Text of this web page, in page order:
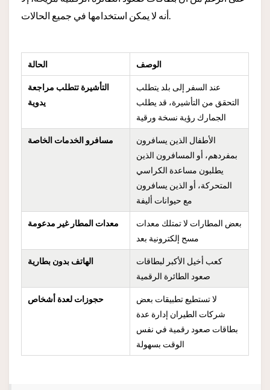
أنه لا يمكن استخدامها في جميع الحالات.
الحالة الوصف
التأشيرة تتطلب مراجعة
يدوية
عند السفر إلى بلد يتطلب
التحقق من التأشيرة، قد يطلب
الجمارك رؤية نسخة ورقية
مسافرو الخدمات الخاصة
الأطفال الذين يسافرون
بمفردهم، أو المسافرون الذين
يطلبون مساعدة الكراسي
المتحركة، أو الذين يسافرون
مع حيوانات أليفة
معدات المطار غير مدعومة
بعض المطارات لا تمتلك معدات
مسح إلكترونية بعد
الهاتف بدون بطارية
كعب أخيل الأكبر لبطاقات
صعود الطائرة الرقمية
حجوزات لعدة أشخاص
لا تستطيع تطبيقات بعض
شركات الطيران إدارة عدة
بطاقات صعود رقمية في نفس
الوقت بسهولة